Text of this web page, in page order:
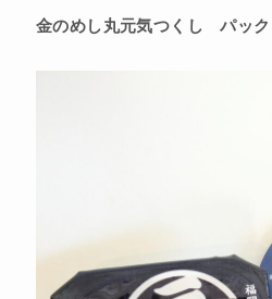
金のめし丸元気つくし パック